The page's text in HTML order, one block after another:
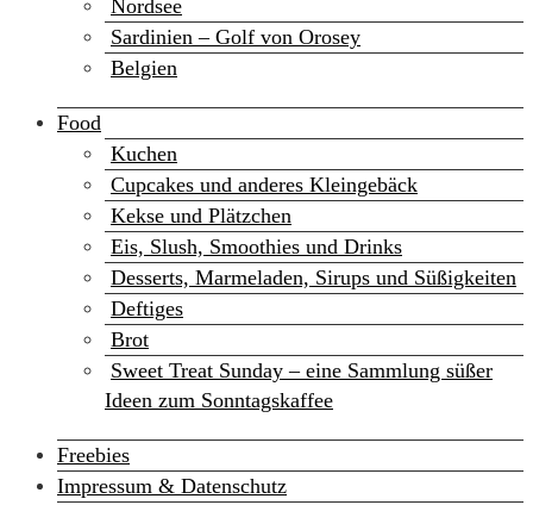
Nordsee
Sardinien – Golf von Orosey
Belgien
Food
Kuchen
Cupcakes und anderes Kleingebäck
Kekse und Plätzchen
Eis, Slush, Smoothies und Drinks
Desserts, Marmeladen, Sirups und Süßigkeiten
Deftiges
Brot
Sweet Treat Sunday – eine Sammlung süßer
Ideen zum Sonntagskaffee
Freebies
Impressum & Datenschutz